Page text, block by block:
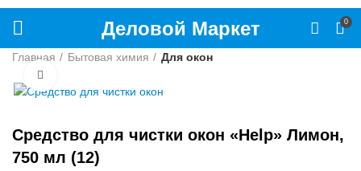
Деловой Маркет 0
Главная Бытовая химия Для окон
Средство для чистки окон «Help» Лимон,
750 мл (12)